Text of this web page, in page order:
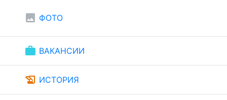
image ФОТО
work ВАКАНСИИ
history_edu ИСТОРИЯ